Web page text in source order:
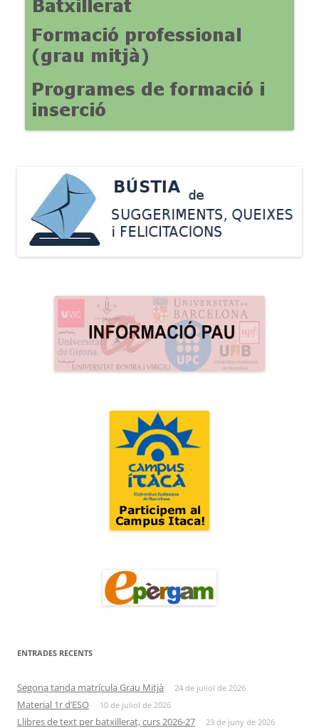
ENTRADES RECENTS
Segona tanda matrícula Grau Mitjà 24 de juliol de 2026
Material 1r d’ESO 10 de juliol de 2026
Llibres de text per batxillerat, curs 2026-27 23 de juny de 2026